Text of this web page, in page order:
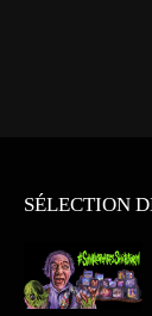
SÉLECTION